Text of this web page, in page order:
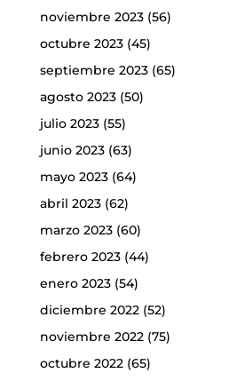
noviembre 2023(56)
octubre 2023(45)
septiembre 2023(65)
agosto 2023(50)
julio 2023(55)
junio 2023(63)
mayo 2023(64)
abril 2023(62)
marzo 2023(60)
febrero 2023(44)
enero 2023(54)
diciembre 2022(52)
noviembre 2022(75)
octubre 2022(65)